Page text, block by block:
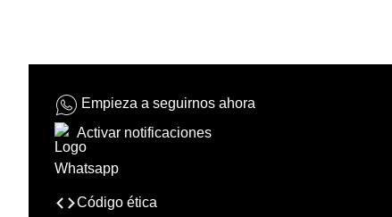
Empieza a seguirnos ahora
Activar notificaciones
Código ética